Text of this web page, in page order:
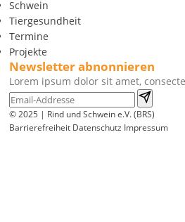
Schwein
Tiergesundheit
Termine
Projekte
Newsletter abnonnieren
Lorem ipsum dolor sit amet,
© 2025 | Rind und Schwein e.V. (BRS)
Barrierefreiheit Datenschutz Impressum